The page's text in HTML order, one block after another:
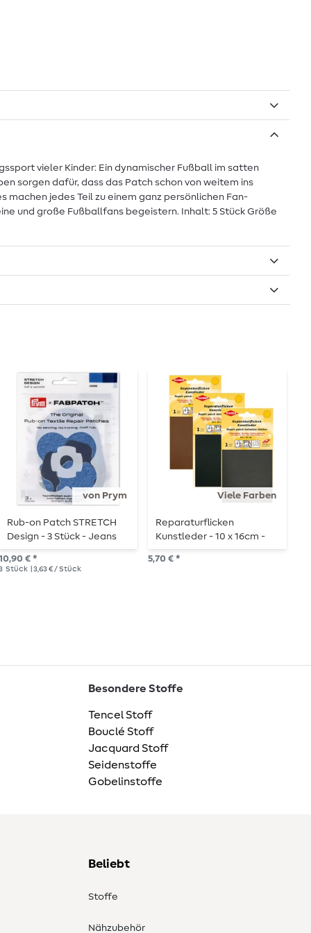
vieler Kinder: Ein dynamischer Fußball im satten
sorgen dafür, dass das Patch schon von weitem ins
jedes Teil zu einem ganz persönlichen Fan-
und große Fußballfans begeistern. Inhalt: 5 Stück Größe
von Prym
Rub-on Patch STRETCH
Design - 3 Stück - Jeans
€ *
Stück | 3,63 € / Stück
Viele Farben
Reparaturflicken
Kunstleder - 10 x 16cm -
selbstklebend
5,70 € *
Besondere Stoffe
Tencel Stoff
Bouclé Stoff
Jacquard Stoff
Seidenstoffe
Gobelinstoffe
Beliebt
Stoffe
Nähzubehör